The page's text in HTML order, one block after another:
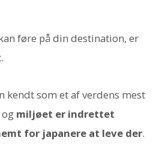
føre på din destination, er
kendt som et af verdens mest
og miljøet er indrettet
for japanere at leve der.